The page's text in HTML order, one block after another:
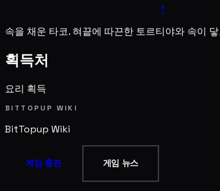
1
속을 채운 타코. 혀끝에 따끈한 토르티야와 속이
획득처
요리 획득
BITTOPUP WIKI
BitTopup Wiki
게임 충전 게임 뉴스